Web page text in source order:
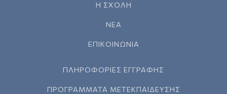
Η ΣΧΟΛΗ
ΝΕΑ
ΕΠΙΚΟΙΝΩΝΙΑ
ΠΛΗΡΟΦΟΡΙΕΣ ΕΓΓΡΑΦΗΣ
ΠΡΟΓΡΑΜΜΑΤΑ ΜΕΤΕΚΠΑΙΔΕΥΣΗΣ